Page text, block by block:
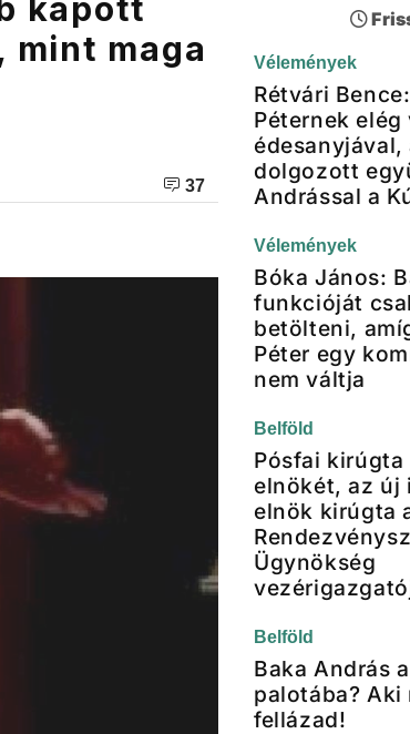
kapott
maga
37
Vélemények
Rétvári
Péternek
édesanyjával,
dolgozott
Andrással a
Vélemények
Bóka János:
funkcióját
betölteni,
Péter egy
nem váltja
Belföld
Pósfai kirúgta
elnökét, az új
elnök kirúgta
Ügynökség
Belföld
Baka András
palotába? Aki
fellázad!